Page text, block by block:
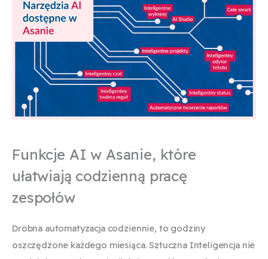
Funkcje AI w Asanie, które
ułatwiają codzienną pracę
zespołów
Drobna automatyzacja codziennie, to godziny
oszczędzone każdego miesiąca. Sztuczna Inteligencja nie